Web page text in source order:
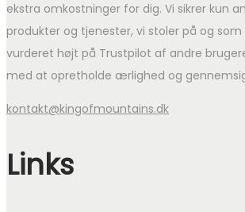
ekstra omkostninger for dig. Vi sikrer kun
produkter og tjenester, vi stoler på og
vurderet højt på Trustpilot af andre
med at opretholde ærlighed og
kontakt@kingofmountains.dk
Links